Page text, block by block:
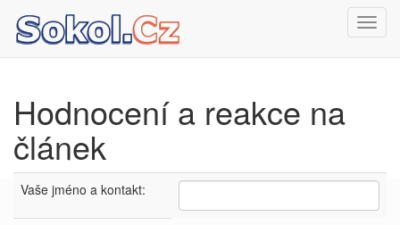
Hodnocení a reakce na
článek
Vaše jméno a kontakt: